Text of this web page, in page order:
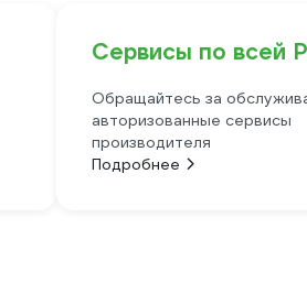
Сервисы по всей
Обращайтесь за
авторизованные сервисы
производителя
Подробнее